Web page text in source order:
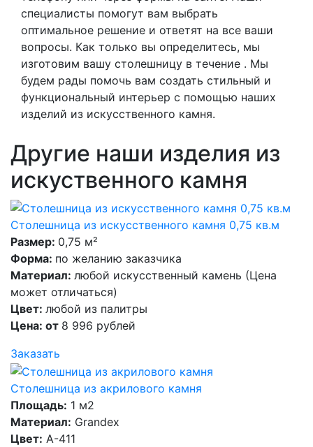
специалисты помогут вам выбрать
оптимальное решение и ответят на все ваши
вопросы. Как только вы определитесь, мы
изготовим вашу столешницу в течение . Мы
будем рады помочь вам создать стильный и
функциональный интерьер с помощью наших
изделий из искусственного камня.
Другие наши изделия из
искуственного камня
Столешница из искусственного камня 0,75 кв.м
Размер: 0,75 м²
Форма: по желанию заказчика
Материал: любой искусственный камень (Цена
может отличаться)
Цвет: любой из палитры
Цена: от 8 996 рублей
Заказать
Столешница из акрилового камня
Площадь: 1 м2
Материал: Grandex
Цвет: A-411